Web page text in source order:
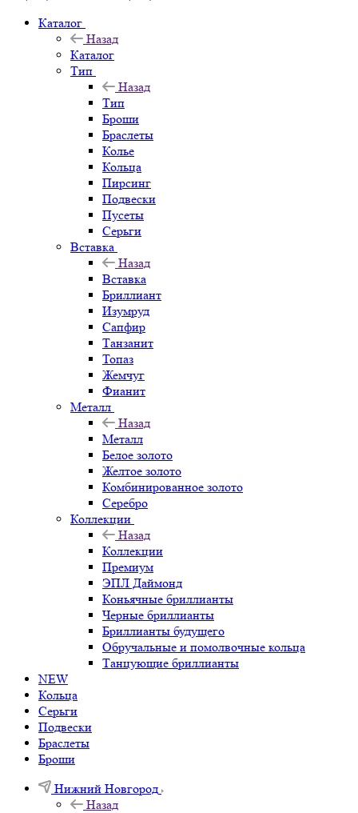
Каталог
Назад
Каталог
Тип
Назад
Тип
Броши
Браслеты
Колье
Кольца
Пирсинг
Подвески
Пусеты
Серьги
Вставка
Назад
Вставка
Бриллиант
Изумруд
Сапфир
Танзанит
Топаз
Жемчуг
Фианит
Металл
Назад
Металл
Белое золото
Желтое золото
Комбинированное золото
Серебро
Коллекции
Назад
Коллекции
Премиум
ЭПЛ Даймонд
Коньячные бриллианты
Черные бриллианты
Бриллианты будущего
Обручальные и помолвочные кольца
Танцующие бриллианты
NEW
Кольца
Серьги
Подвески
Браслеты
Броши
Нижний Новгород
Назад